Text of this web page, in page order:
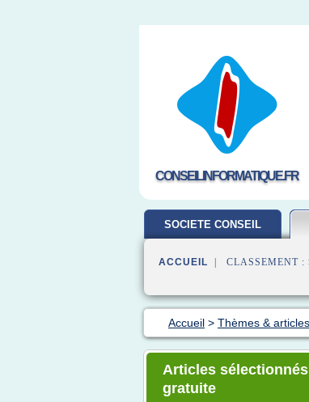
CONSEILINFORMATIQUE.FR
SOCIETE CONSEIL
ACCUEIL | CLASSEMENT :
Accueil > Thèmes &
Articles
gratuite